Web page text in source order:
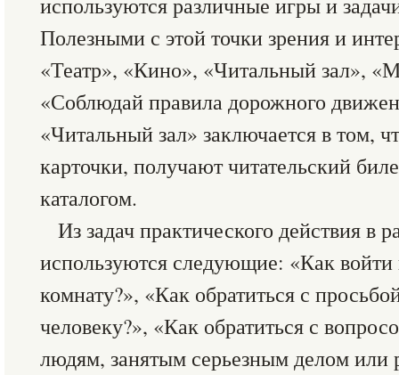
Полезными с этой точки зрения и
«Театр», «Кино», «Читальный зал»,
«Соблюдай правила дорожного
«Читальный зал» заключается в том,
карточки, получают читательский
каталогом.
Из задач практического действия в
используются следующие: «Как
комнату?», «Как обратиться с
человеку?», «Как обратиться с
людям, занятым серьезным делом или